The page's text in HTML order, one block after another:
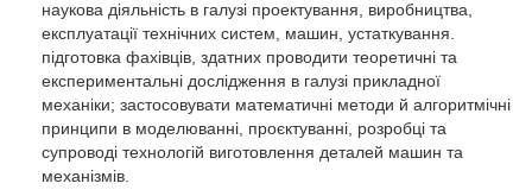
наукова діяльність в галузі проектування, виробництва,
експлуатації технічних систем, машин, устаткування.
підготовка фахівців, здатних проводити теоретичні та
експериментальні дослідження в галузі прикладної
механіки; застосовувати математичні методи й алгоритмічні
принципи в моделюванні, проєктуванні, розробці та
супроводі технологій виготовлення деталей машин та
механізмів.